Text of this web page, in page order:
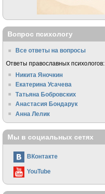
Вопрос психологу
Все ответы на вопросы
Ответы православных психологов:
Никита Яночкин
Екатерина Усачева
Татьяна Бобровских
Анастасия Бондарук
Анна Лелик
Мы в социальных сетях
ВКонтакте
YouTube